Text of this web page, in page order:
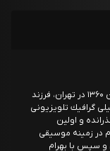
مهدى مقدم متولد سوم آبان ۱۳۶۰ در تهران، فرزند
گرافيك تلویزيونى
و اولين
در زمينه موسيقى
لاچینی و سپس با بهرام